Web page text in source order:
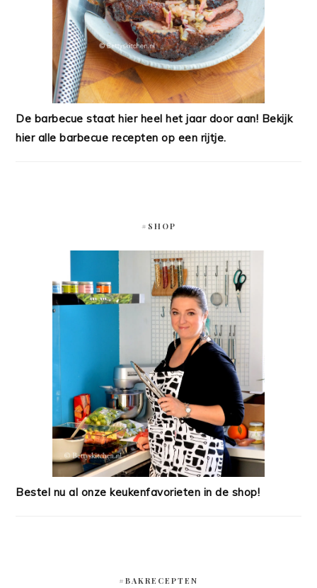
De barbecue staat hier heel het jaar door aan! Bekijk
hier alle barbecue recepten op een rijtje.
#SHOP
Bestel nu al onze keukenfavorieten in de shop!
#BAKRECEPTEN